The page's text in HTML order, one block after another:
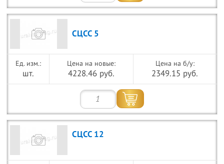
СЦСС 5
шт.
Цена на новые:
4228.46 руб.
Цена на б/у:
2349.15 руб.
СЦСС 12